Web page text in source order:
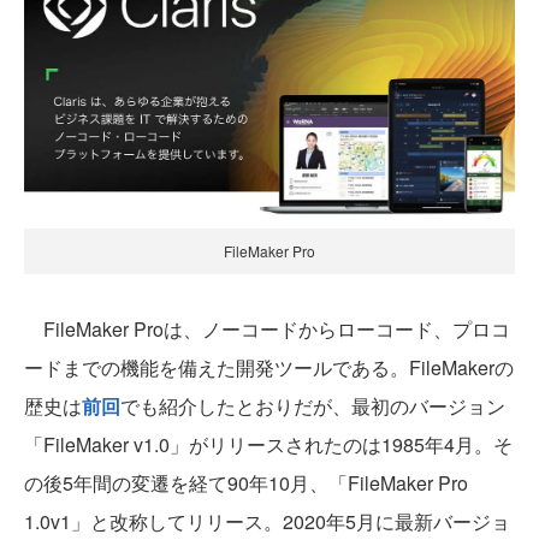
FileMaker Pro
FileMaker Proは、ノーコードからローコード、プロコ
ードまでの機能を備えた開発ツールである。FileMakerの
歴史は前回でも紹介したとおりだが、最初のバージョン
「FileMaker v1.0」がリリースされたのは1985年4月。そ
の後5年間の変遷を経て90年10月、「FileMaker Pro
1.0v1」と改称してリリース。2020年5月に最新バージョ